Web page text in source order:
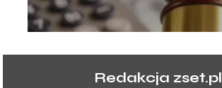
Redakcja zset.pl